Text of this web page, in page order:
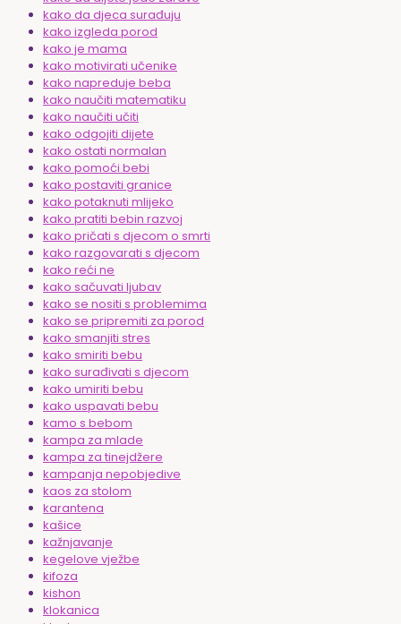
kako da djeca surađuju
kako izgleda porod
kako je mama
kako motivirati učenike
kako napreduje beba
kako naučiti matematiku
kako naučiti učiti
kako odgojiti dijete
kako ostati normalan
kako pomoći bebi
kako postaviti granice
kako potaknuti mlijeko
kako pratiti bebin razvoj
kako pričati s djecom o smrti
kako razgovarati s djecom
kako reći ne
kako sačuvati ljubav
kako se nositi s problemima
kako se pripremiti za porod
kako smanjiti stres
kako smiriti bebu
kako surađivati s djecom
kako umiriti bebu
kako uspavati bebu
kamo s bebom
kampa za mlade
kampa za tinejdžere
kampanja nepobjedive
kaos za stolom
karantena
kašice
kažnjavanje
kegelove vježbe
kifoza
kishon
klokanica